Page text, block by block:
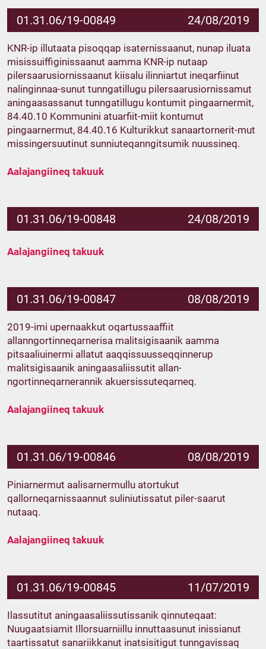
01.31.06/19-00849 24/08/2019
KNR-ip illutaata pisoqqap isaternissaanut, nunap iluata
misissuiffiginissaanut aamma KNR-ip nutaap
pilersaarusiornissaanut kiisalu ilinniartut ineqarfiinut
nalinginnaa-sunut tunngatillugu pilersaarusiornissamut
aningaasassanut tunngatillugu kontumit pingaarnermit,
84.40.10 Kommunini atuarfiit-miit kontumut
pingaarnermut, 84.40.16 Kulturikkut sanaartornerit-mut
missingersuutinut sunniuteqanngitsumik nuussineq.
Aalajangiineq takuuk
01.31.06/19-00848 24/08/2019
Aalajangiineq takuuk
01.31.06/19-00847 08/08/2019
2019-imi upernaakkut oqartussaaffiit
allanngortinneqarnerisa malitsigisaanik aamma
pitsaaliuinermi allatut aaqqissuusseqqinnerup
malitsigisaanik aningaasaliissutit allan-
ngortinneqarnerannik akuersissuteqarneq.
Aalajangiineq takuuk
01.31.06/19-00846 08/08/2019
Piniarnermut aalisarnermullu atortukut
qallorneqarnissaannut suliniutissatut piler-saarut
nutaaq.
Aalajangiineq takuuk
01.31.06/19-00845 11/07/2019
Ilassutitut aningaasaliissutissanik qinnuteqaat:
Nuugaatsiamit Illorsuarniillu innuttaasunut inissianut
taartissatut sanariikkanut inatsisitigut tunngavissaq